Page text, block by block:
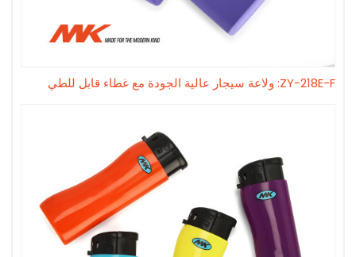
ZY-218E-F: ولاعة سيجار عالية الجودة مع غطاء قابل للطي